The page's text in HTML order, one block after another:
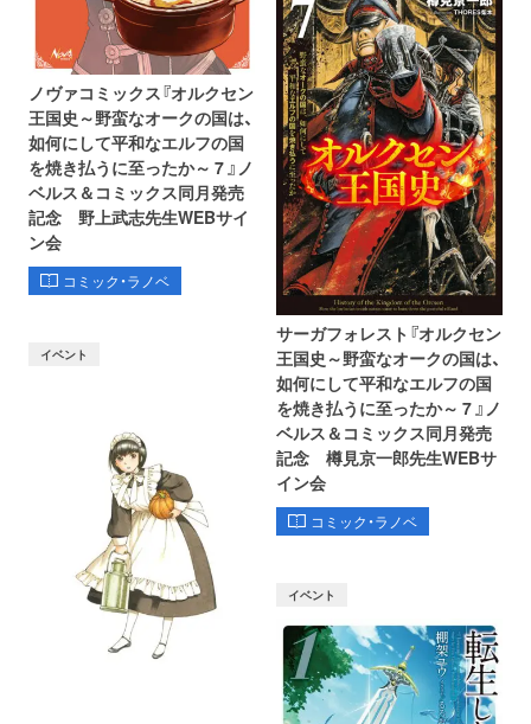
ノヴァコミックス『オルクセン
王国史～野蛮なオークの国は、
如何にして平和なエルフの国
を焼き払うに至ったか～ 7 』ノ
ベルス＆コミックス同月発売
記念 野上武志先生WEBサイ
ン会
コミック・ラノベ
サーガフォレスト『オルクセン
王国史～野蛮なオークの国は、
如何にして平和なエルフの国
を焼き払うに至ったか～ 7 』ノ
ベルス＆コミックス同月発売
記念 樽見京一郎先生WEBサ
イン会
コミック・ラノベ
イベント
イベント